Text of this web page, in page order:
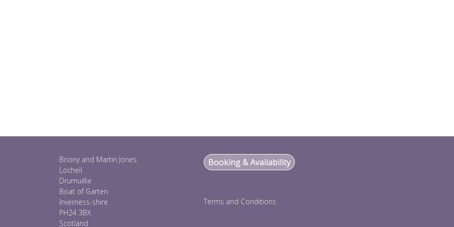
Briony and Martin Jones
Locheil
Drumuillie
Boat of Garten
Inverness-shire
PH24 3BX
Scotland
Booking & Availability
Terms and Conditions